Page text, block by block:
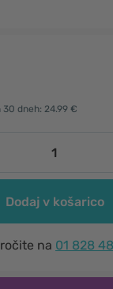
dneh: 24.99 €
Dodaj v košarico
na 01 828